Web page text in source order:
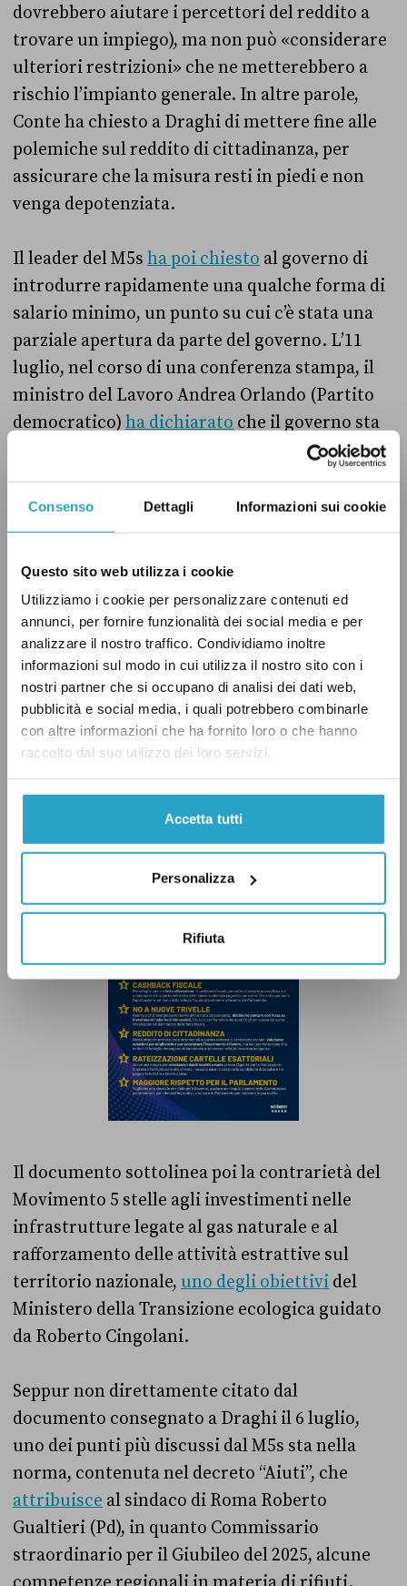
Consenso Dettagli Informazioni sui cookie
Questo sito web utilizza i cookie
Utilizziamo i cookie per personalizzare contenuti ed
annunci, per fornire funzionalità dei social media e per
analizzare il nostro traffico. Condividiamo inoltre
informazioni sul modo in cui utilizza il nostro sito con i
nostri partner che si occupano di analisi dei dati web,
pubblicità e social media, i quali potrebbero combinarle
con altre informazioni che ha fornito loro o che hanno
raccolto dal suo utilizzo dei loro servizi.
Accetta tutti
Personalizza
Rifiuta
dovrebbero aiutare i percettori del reddito a
trovare un impiego), ma non può «considerare
ulteriori restrizioni» che ne metterebbero a
rischio l’impianto generale. In altre parole,
Conte ha chiesto a Draghi di mettere fine alle
polemiche sul reddito di cittadinanza, per
assicurare che la misura resti in piedi e non
venga depotenziata.
Il leader del M5s ha poi chiesto al governo di
introdurre rapidamente una qualche forma di
salario minimo, un punto su cui c’è stata una
parziale apertura da parte del governo. L’11
luglio, nel corso di una conferenza stampa, il
ministro del Lavoro Andrea Orlando (Partito
democratico) ha dichiarato che il governo sta
lavorando a un «meccanismo che tenga
insieme il valore positivo della contrattazione
collettiva e l’esigenza di un salario minimo», in
modo da tutelare effettivamente tutti i
Oggi diversi partiti – oltre al M5s, anche il Pd,
Azione e Sinistra Italiana, tra gli altri –
sostengono l’introduzione di un salario
minimo in Italia, ma ci sono idee diverse in
merito ai dettagli della misura. Attualmente la
Commissione Lavoro del Senato
esaminandouna proposta di legge in merito,
Il documento sottolinea poi la contrarietà del
Movimento 5 stelle agli investimenti nelle
infrastrutture legate al gas naturale e al
rafforzamento delle attività estrattive sul
territorio nazionale, uno degli obiettivi del
Ministero della Transizione ecologica guidato
da Roberto Cingolani.
Seppur non direttamente citato dal
documento consegnato a Draghi il 6 luglio,
uno dei punti più discussi dal M5s sta nella
norma, contenuta nel decreto “Aiuti”, che
attribuisce al sindaco di Roma Roberto
Gualtieri (Pd), in quanto Commissario
straordinario per il Giubileo del 2025, alcune